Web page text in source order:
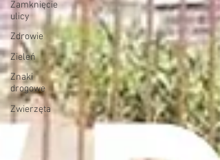
Zamknięcie
ulicy
Zdrowie
Zieleń
Znaki
drogowe
Zwierzęta